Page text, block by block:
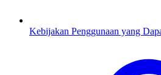
Kebijakan Penggunaan yang